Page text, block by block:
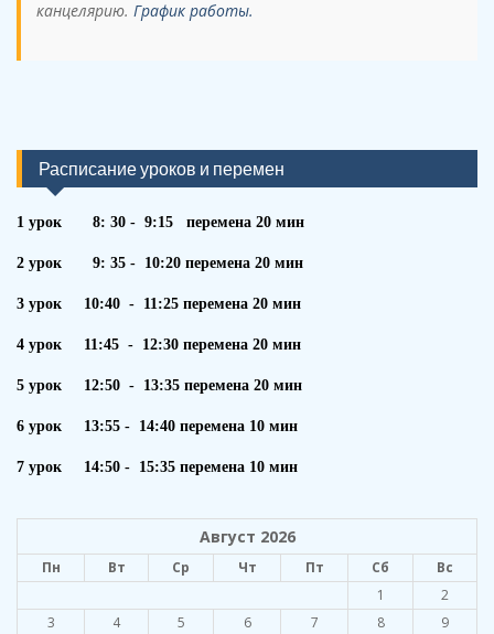
канцелярию. График работы.
Расписание уроков и перемен
1 урок 8: 30 - 9:15 перемена 20 мин
2 урок 9: 35 - 10:20 перемена 20 мин
3 урок 10:40 - 11:25 перемена 20 мин
4 урок 11:45 - 12:30 перемена 20 мин
5 урок 12:50 - 13:35 перемена 20 мин
6 урок 13:55 - 14:40 перемена 10 мин
7 урок 14:50 - 15:35 перемена 10 мин
Август 2026
Пн Вт Ср Чт Пт Сб
Вс
1
2
3
4 5 6 7 8
9